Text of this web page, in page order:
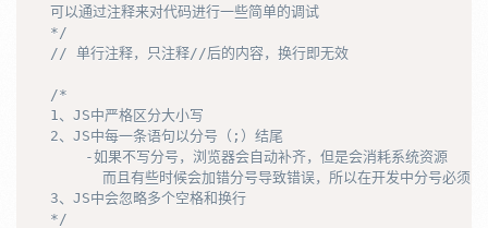
  可以通过注释来对代码进行一些简单的调试
  */
// 单行注释，只注释//后的内容，换行即无效
/*
  1、JS中严格区分大小写
  2、JS中每一条语句以分号（;）结尾
      -如果不写分号，浏览器会自动补齐，但是会消耗系统资源
而且有些时候会加错分号导致错误，所以在开发中分
  3、JS中会忽略多个空格和换行
  */